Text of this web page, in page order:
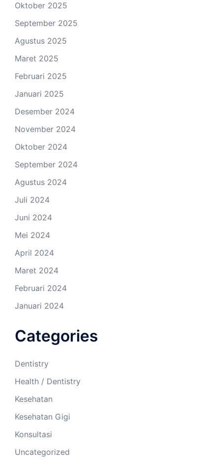
Oktober 2025
September 2025
Agustus 2025
Maret 2025
Februari 2025
Januari 2025
Desember 2024
November 2024
Oktober 2024
September 2024
Agustus 2024
Juli 2024
Juni 2024
Mei 2024
April 2024
Maret 2024
Februari 2024
Januari 2024
Categories
Dentistry
Health / Dentistry
Kesehatan
Kesehatan Gigi
Konsultasi
Uncategorized